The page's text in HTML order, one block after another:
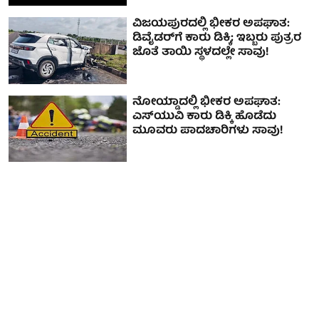
ವಿಜಯಪುರದಲ್ಲಿ ಭೀಕರ ಅಪಘಾತ:
ಡಿವೈಡರ್‌ಗೆ ಕಾರು ಡಿಕ್ಕಿ; ಇಬ್ಬರು ಪುತ್ರರ
ಜೊತೆ ತಾಯಿ ಸ್ಥಳದಲ್ಲೇ ಸಾವು!
ನೋಯ್ಡಾದಲ್ಲಿ ಭೀಕರ ಅಪಘಾತ:
ಎಸ್‌ಯುವಿ ಕಾರು ಡಿಕ್ಕಿ ಹೊಡೆದು
ಮೂವರು ಪಾದಚಾರಿಗಳು ಸಾವು!